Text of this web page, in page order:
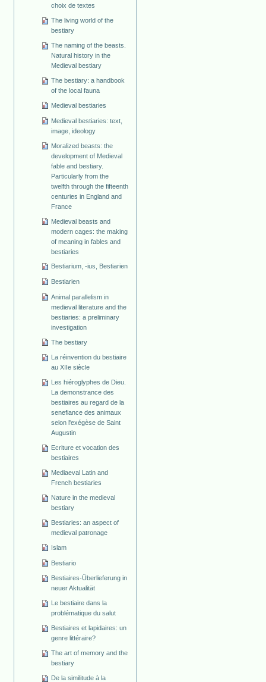
choix de textes
The living world of the
bestiary
The naming of the beasts.
Natural history in the
Medieval bestiary
The bestiary: a handbook
of the local fauna
Medieval bestiaries
Medieval bestiaries: text,
image, ideology
Moralized beasts: the
development of Medieval
fable and bestiary.
Particularly from the
twelfth through the fifteenth
centuries in England and
France
Medieval beasts and
modern cages: the making
of meaning in fables and
bestiaries
Bestiarium, -ius, Bestiarien
Bestiarien
Animal parallelism in
medieval literature and the
bestiaries: a preliminary
investigation
The bestiary
La réinvention du bestiaire
au XIIe siècle
Les hiéroglyphes de Dieu.
La demonstrance des
bestiaires au regard de la
senefiance des animaux
selon l'exégèse de Saint
Augustin
Ecriture et vocation des
bestiaires
Mediaeval Latin and
French bestiaries
Nature in the medieval
bestiary
Bestiaries: an aspect of
medieval patronage
Islam
Bestiario
Bestiaires-Überlieferung in
neuer Aktualität
Le bestiaire dans la
problématique du salut
Bestiaires et lapidaires: un
genre littéraire?
The art of memory and the
bestiary
De la similitude à la